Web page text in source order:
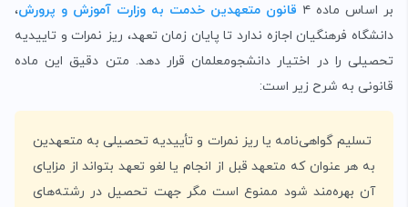
بر اساس ماده ۴ قانون متعهدین خدمت به وزارت آموزش و پرورش،
دانشگاه فرهنگیان اجازه ندارد تا پایان زمان تعهد، ریز نمرات و تاییدیه
تحصیلی را در اختیار دانشجومعلمان قرار دهد. متن دقیق این ماده
قانونی به شرح زیر است:
تسلیم گواهی‌نامه یا ریز نمرات و تأییدیه تحصیلی به متعهدین
به هر عنوان که متعهد قبل از انجام یا لغو تعهد بتواند از مزایای
آن بهره‌مند ‌شود ممنوع است مگر جهت تحصیل در رشته‌های